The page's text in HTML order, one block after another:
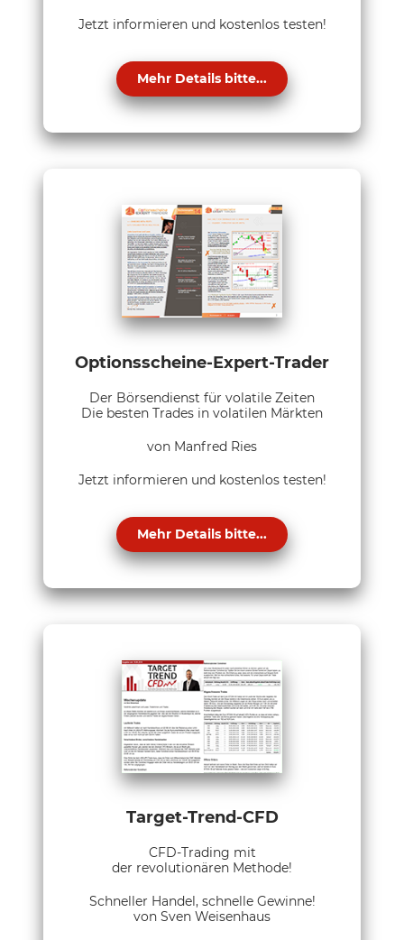
Jetzt informieren und kostenlos testen!
Mehr Details bitte...
Optionsscheine-Expert-Trader
Der Börsendienst für volatile Zeiten
Die besten Trades in volatilen Märkten
von Manfred Ries
Jetzt informieren und kostenlos testen!
Mehr Details bitte...
Target-Trend-CFD
CFD-Trading mit
der revolutionären Methode!
Schneller Handel, schnelle Gewinne!
von Sven Weisenhaus